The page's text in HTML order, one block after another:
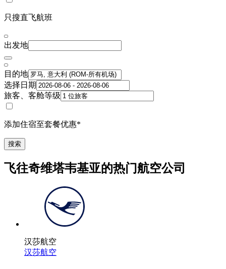
只搜直飞航班
出发地
目的地
选择日期
旅客、客舱等级
添加住宿至套餐优惠*
搜索
飞往奇维塔韦基亚的热门航空公司
汉莎航空
汉莎航空